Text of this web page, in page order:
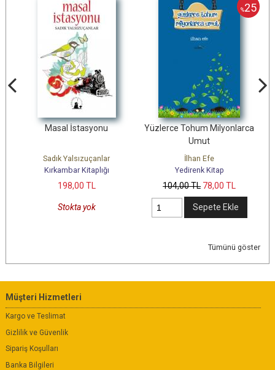
Masal İstasyonu
Sadık Yalsızuçanlar
Kırkambar Kitaplığı
198,00TL
Stokta yok
%25
Yüzlerce Tohum Milyonlarca
Umut
İlhan Efe
Yedirenk Kitap
104,00TL 78,00 TL
Sepete Ekle
Tümünü göster
Müşteri Hizmetleri
Kargo ve Teslimat
Gizlilik ve Güvenlik
Sipariş Koşulları
Banka Bilgileri